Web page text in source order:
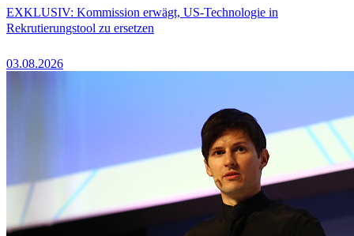
EXKLUSIV: Kommission erwägt, US-Technologie in
Rekrutierungstool zu ersetzen
03.08.2026